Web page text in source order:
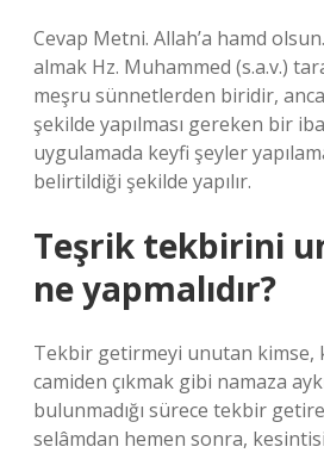
Cevap Metni. Allah’a hamd
almak Hz. Muhammed (s.a.v.)
meşru sünnetlerden biridir,
şekilde yapılması gereken bir
uygulamada keyfi şeyler
belirtildiği şekilde yapılır.
Teşrik tekbirini
ne yapmalıdır?
Tekbir getirmeyi unutan kimse,
camiden çıkmak gibi namaza
bulunmadığı sürece tekbir
selâmdan hemen sonra,